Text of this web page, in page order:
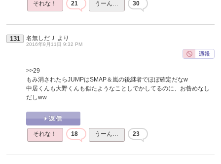
それな！ 21 うーん… 30
131 名無しだＪ より
2016年9月11日 9:32 PM
>>29
もみ消されたらJUMPはSMAP＆嵐の後継者でほぼ確定だなw
中居くんも大野くんも似たようなことしでかしてるのに、お咎めなし
だしww
それな！ 18 うーん… 23